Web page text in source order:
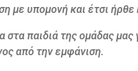
με υπομονή και έτσι ήρθε
παιδιά της ομάδας μας
από την εμφάνιση.